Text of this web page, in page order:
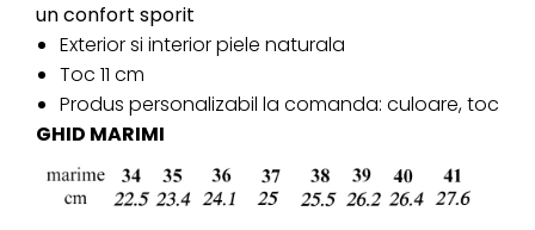
un confort sporit
Exterior si interior piele naturala
Toc 11 cm
Produs personalizabil la comanda: culoare, toc
GHID MARIMI